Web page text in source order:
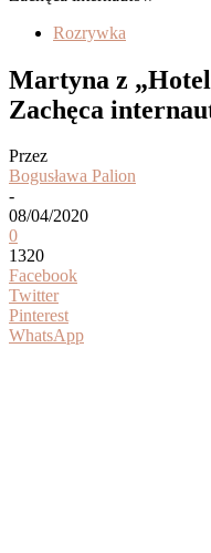
Rozrywka
Martyna z
Zachęca
Przez
Bogusława Palion
-
08/04/2020
0
1320
Facebook
Twitter
Pinterest
WhatsApp